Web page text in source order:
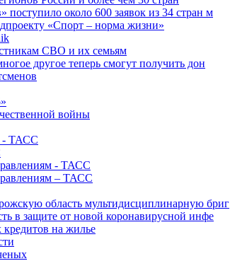
около 600 заявок из 34 стран м
«Спорт – норма жизни»
СВО и их семьям
другое теперь смогут получить дон
войны
- ТАСС
- ТАСС
– ТАСС
область мультидисциплинарную бриг
в защите от новой коронавирусной инфе
на жилье